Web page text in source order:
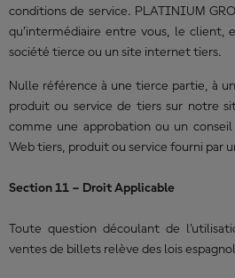
conditions de service. PLATINIUM
qu’intermédiaire entre vous, le client,
société tierce ou un site internet tiers.
Nulle référence à une tierce partie, à
produit ou service de tiers sur notre
comme une approbation ou un
Web tiers, produit ou service fourni par
Section 11 – Droit Applicable
Toute question découlant de
ventes de billets relève des lois